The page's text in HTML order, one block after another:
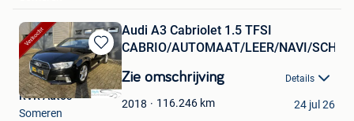
Bewaren
in
Mijn
Favorieten
Audi A3 Cabriolet 1.5 TFSI
CABRIO/AUTOMAAT/LEER/NAVI/
Zie omschrijving Details
2018 116.246 km
RVR Auto's
Someren
24 jul 26